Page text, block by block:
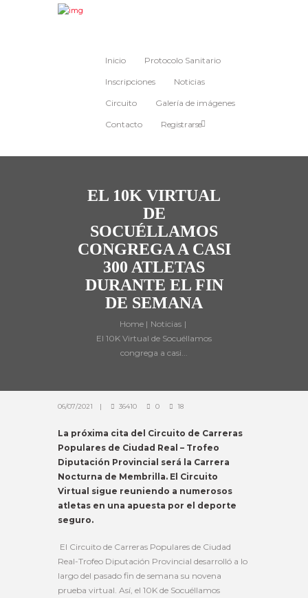
Inicio Protocolo Sanitario
Inscripciones Noticias
Circuito Galería de imágenes
Contacto Registrarse
EL 10K VIRTUAL
DE
SOCUÉLLAMOS
CONGREGA A CASI
300 ATLETAS
DURANTE EL FIN
DE SEMANA
Home
Noticias
El 10K Virtual de Socuéllamos
congrega a casi...
06/07/2021 36410 0 18
La próxima cita del Circuito de Carreras
Populares de Ciudad Real – Trofeo
Diputación Provincial será la Carrera
Nocturna de Membrilla. El Circuito
Virtual sigue reuniendo a numerosos
atletas en una apuesta por el deporte
seguro.
El Circuito de Carreras Populares de Ciudad
Real-Trofeo Diputación Provincial desarrolló a lo
largo del pasado fin de semana su novena
prueba virtual. Así, el 10K de Socuéllamos